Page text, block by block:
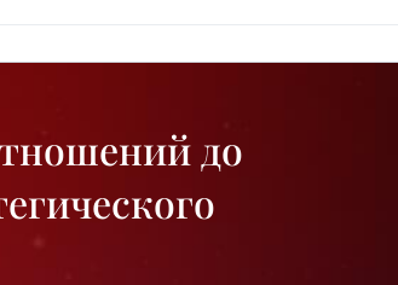
до